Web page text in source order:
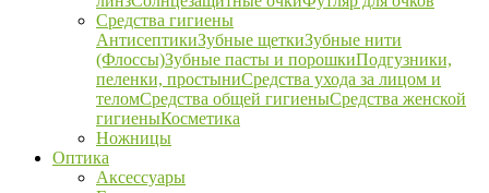
Средства гигиены
АнтисептикиЗубные щеткиЗубные нити
(Флоссы)Зубные пасты и порошкиПодгузники,
пеленки, простыниСредства ухода за лицом и
теломСредства общей гигиеныСредства женской
гигиеныКосметика
Ножницы
Оптика
Аксессуары